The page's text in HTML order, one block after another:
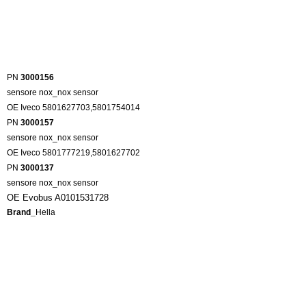
PN 3000156
sensore nox_nox sensor
OE Iveco 5801627703,5801754014
PN 3000157
sensore nox_nox sensor
OE Iveco 5801777219,5801627702
PN 3000137
sensore nox_nox sensor
OE Evobus A0101531728
Brand_ Hella